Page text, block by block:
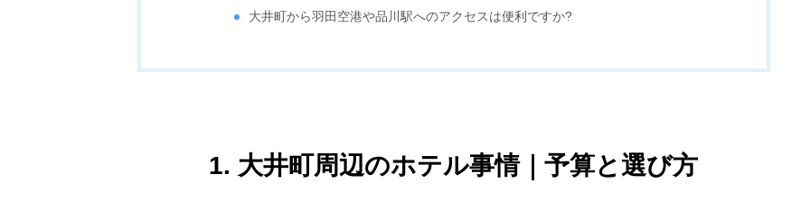
大井町から羽田空港や品川駅へのアクセスは便利ですか?
1. 大井町周辺のホテル事情｜予算と選び方